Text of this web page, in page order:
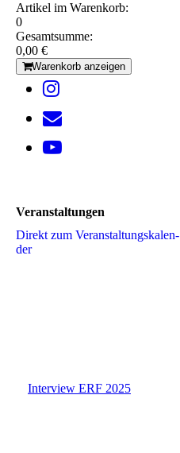
Artikel im Warenkorb:
0
Gesamtsumme:
0,00 €
Warenkorb anzeigen
Veranstaltungen
Direkt zum Ver­an­stal­tungs­ka­len­
der
Interview ERF 2025